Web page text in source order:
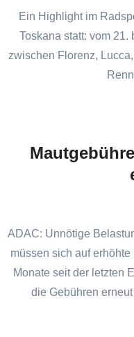
Ein Highlight im
Toskana statt: vom 21.
zwischen Florenz,
ADAC: Unnötige
müssen sich auf
Monate seit der letzten
die Gebühren